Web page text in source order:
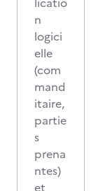
n
logici
elle
(com
mand
itaire,
partie
s
prena
ntes)
et